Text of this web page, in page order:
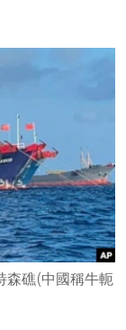
森礁(中國稱牛軛